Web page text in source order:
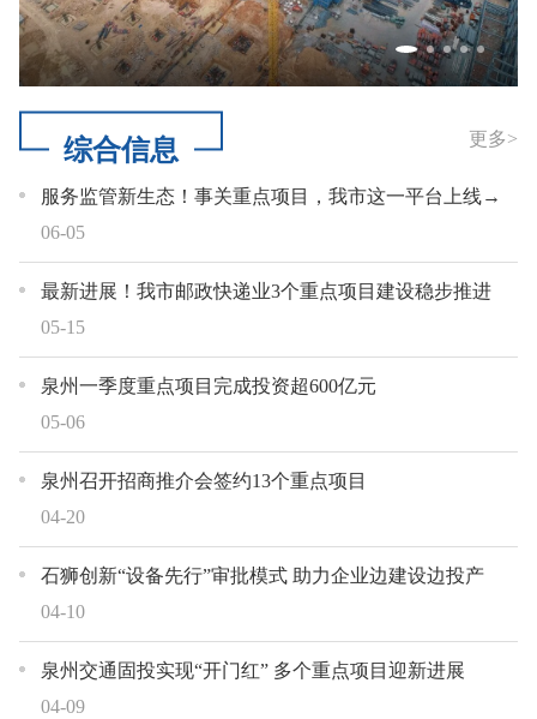
综合信息 更多>
06-05
服务监管新生态！事关重点项目，我市这一平台上线→
05-15
最新进展！我市邮政快递业3个重点项目建设稳步推进
05-06
泉州一季度重点项目完成投资超600亿元
04-20
泉州召开招商推介会签约13个重点项目
04-10
石狮创新“设备先行”审批模式 助力企业边建设边投产
04-09
泉州交通固投实现“开门红” 多个重点项目迎新进展